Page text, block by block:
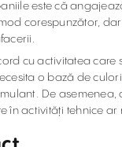
este că
corespunzător,
cu activitatea
o bază de
De
activități tehnice